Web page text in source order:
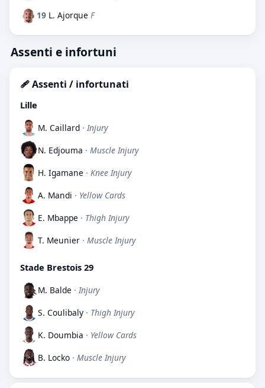
19 L. Ajorque F
Assenti e infortuni
🩹 Assenti / infortunati
Lille
M. Caillard · Injury
N. Edjouma · Muscle Injury
H. Igamane · Knee Injury
A. Mandi · Yellow Cards
E. Mbappe · Thigh Injury
T. Meunier · Muscle Injury
Stade Brestois 29
M. Balde · Injury
S. Coulibaly · Thigh Injury
K. Doumbia · Yellow Cards
B. Locko · Muscle Injury